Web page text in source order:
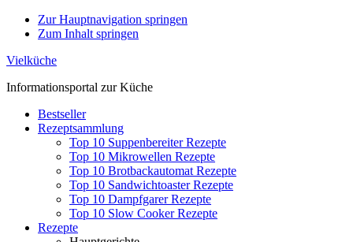
Zur Hauptnavigation springen
Zum Inhalt springen
Vielküche
Informationsportal zur Küche
Bestseller
Rezeptsammlung
Top 10 Suppenbereiter Rezepte
Top 10 Mikrowellen Rezepte
Top 10 Brotbackautomat Rezepte
Top 10 Sandwichtoaster Rezepte
Top 10 Dampfgarer Rezepte
Top 10 Slow Cooker Rezepte
Rezepte